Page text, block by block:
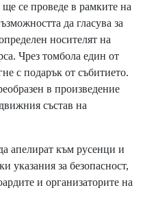
се проведе в рамките на
да гласува за
носителят на
Чрез томбола един от
с подарък от събитието.
в произведение
състав на
апелират към русенци и
указания за безопасност,
и организаторите на